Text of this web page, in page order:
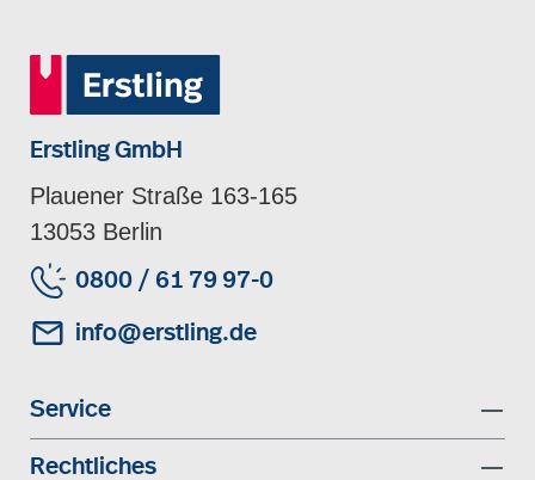
Erstling GmbH
Plauener Straße 163-165
13053 Berlin
0800 / 61 79 97-0
info@erstling.de
Service
Rechtliches